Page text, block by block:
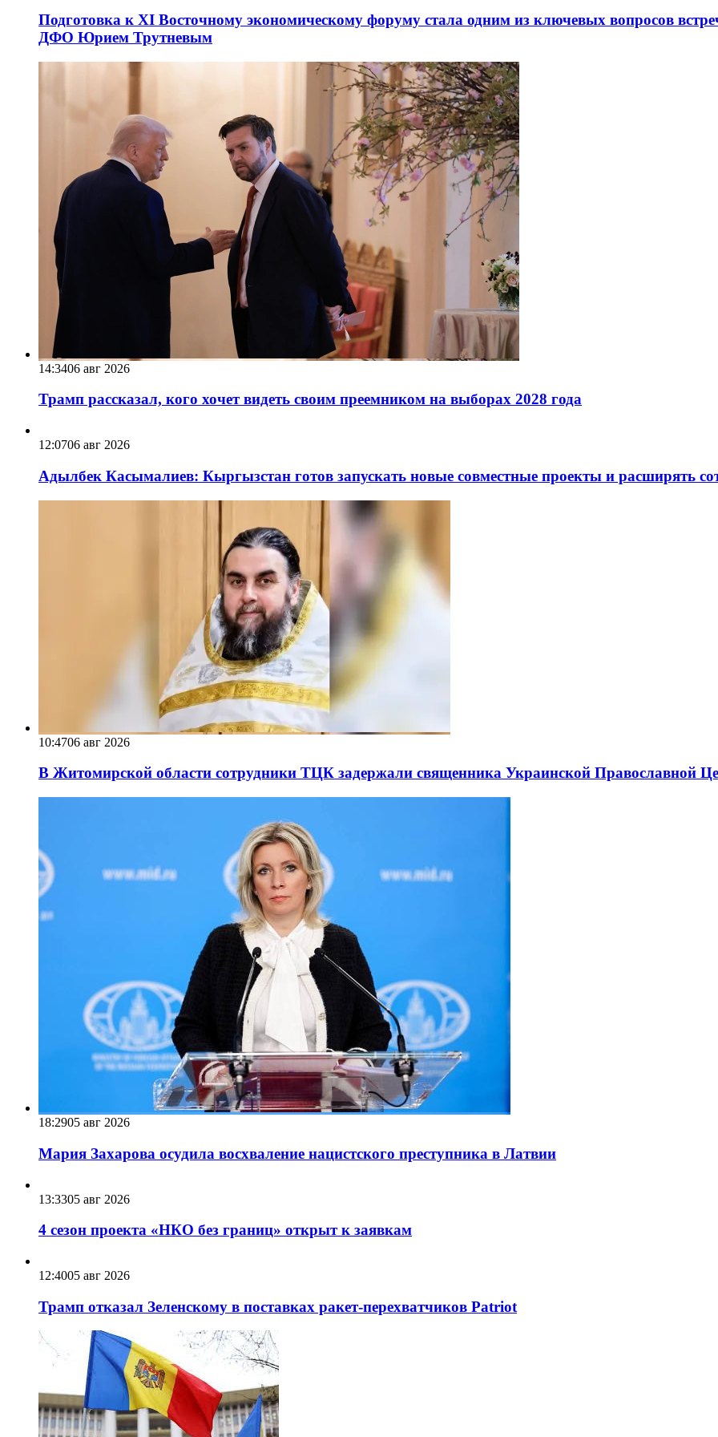
Подготовка к XI Восточному экономическому форуму стала одним из ключевых вопросов
ДФО Юрием Трутневым
14:3406 авг 2026
Трамп рассказал, кого хочет видеть своим преемником на выборах 2028 года
12:0706 авг 2026
Адылбек Касымалиев: Кыргызстан готов запускать новые совместные проекты и расширять
10:4706 авг 2026
В Житомирской области сотрудники ТЦК задержали священника Украинской Православной
18:2905 авг 2026
Мария Захарова осудила восхваление нацистского преступника в Латвии
13:3305 авг 2026
4 сезон проекта «НКО без границ» открыт к заявкам
12:4005 авг 2026
Трамп отказал Зеленскому в поставках ракет-перехватчиков Patriot